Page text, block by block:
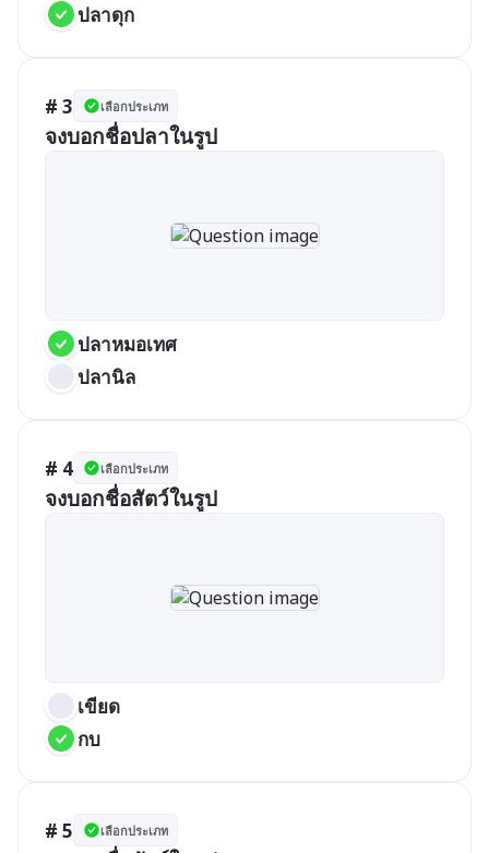
ปลาดุก
# 3 เลือกประเภท
จงบอกชื่อปลาในรูป
ปลาหมอเทศ
ปลานิล
# 4 เลือกประเภท
จงบอกชื่อสัตว์ในรูป
เขียด
กบ
# 5 เลือกประเภท